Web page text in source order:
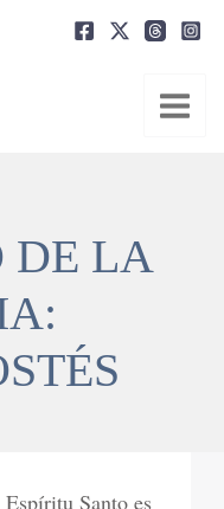
DE LA
Santo es